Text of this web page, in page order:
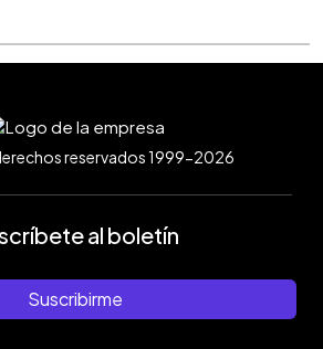
reservados 1999-2026
al boletín
Suscribirme